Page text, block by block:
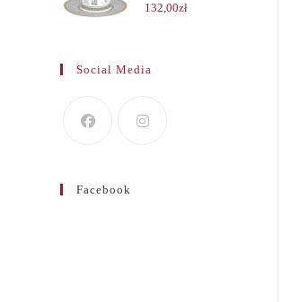
132,00zł
Social Media
Facebook